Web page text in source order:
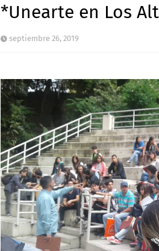
*Unearte en Los
septiembre 26, 2019